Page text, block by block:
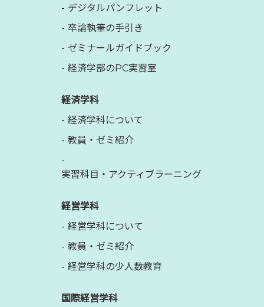
デジタルパンフレット
卒論執筆の手引き
ゼミナールガイドブック
経済学部のPC実習室
経済学科
経済学科について
教員・ゼミ紹介
実習科目・アクティブラーニング
経営学科
経営学科について
教員・ゼミ紹介
経営学科の少人数教育
国際経営学科